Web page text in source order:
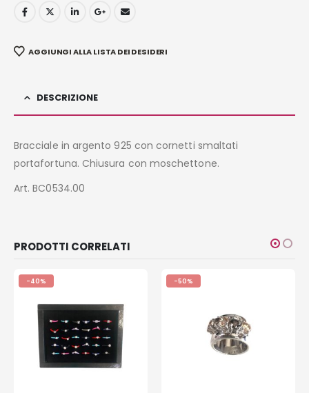
AGGIUNGI ALLA LISTA DEI DESIDERI
DESCRIZIONE
Bracciale in argento 925 con cornetti smaltati
portafortuna. Chiusura con moschettone.
Art. BC0534.00
PRODOTTI CORRELATI
-40% -50%